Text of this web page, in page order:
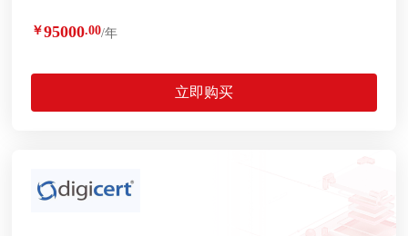
￥95000.00/年
立即购买